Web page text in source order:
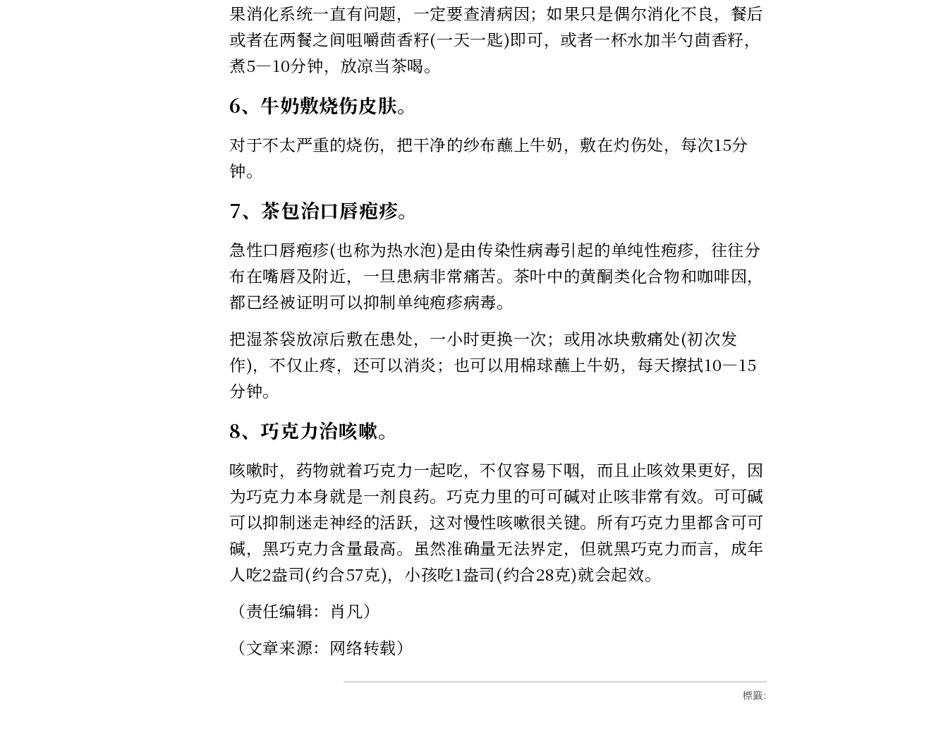
果消化系统一直有问题，一定要查清病因；如果只是偶尔消化不良，餐后
或者在两餐之间咀嚼茴香籽(一天一匙)即可，或者一杯水加半勺茴香籽，
煮5—10分钟，放凉当茶喝。
6、牛奶敷烧伤皮肤。
对于不太严重的烧伤，把干净的纱布蘸上牛奶，敷在灼伤处，每次15分
钟。
7、茶包治口唇疱疹。
急性口唇疱疹(也称为热水泡)是由传染性病毒引起的单纯性疱疹，往往分
布在嘴唇及附近，一旦患病非常痛苦。茶叶中的黄酮类化合物和咖啡因，
都已经被证明可以抑制单纯疱疹病毒。
把湿茶袋放凉后敷在患处，一小时更换一次；或用冰块敷痛处(初次发
作)，不仅止疼，还可以消炎；也可以用棉球蘸上牛奶，每天擦拭10—15
分钟。
8、巧克力治咳嗽。
咳嗽时，药物就着巧克力一起吃，不仅容易下咽，而且止咳效果更好，因
为巧克力本身就是一剂良药。巧克力里的可可碱对止咳非常有效。可可碱
可以抑制迷走神经的活跃，这对慢性咳嗽很关键。所有巧克力里都含可可
碱，黑巧克力含量最高。虽然准确量无法界定，但就黑巧克力而言，成年
人吃2盎司(约合57克)，小孩吃1盎司(约合28克)就会起效。
（责任编辑：肖凡）
（文章来源：网络转载）
標籤: